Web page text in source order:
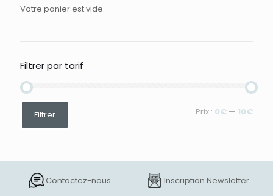
Votre panier est vide.
Filtrer par tarif
Prix
min
Prix
maxFiltrer Prix : 0€ — 10€
Contactez-nous
Inscription Newsletter